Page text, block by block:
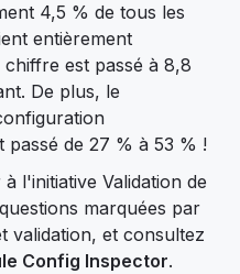
4,5 % de tous les
entièrement
est passé à 8,8
De plus, le
passé de 27 % à 53 % !
l'initiative Validation de
marquées par
validation, et consultez
Config Inspector.